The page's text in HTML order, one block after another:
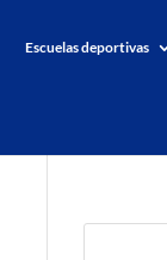
Escuelas deportivas